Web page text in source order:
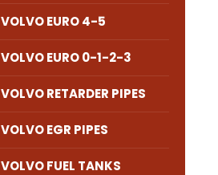
VOLVO EURO 4-5
VOLVO EURO 0-1-2-3
VOLVO RETARDER PIPES
VOLVO EGR PIPES
VOLVO FUEL TANKS